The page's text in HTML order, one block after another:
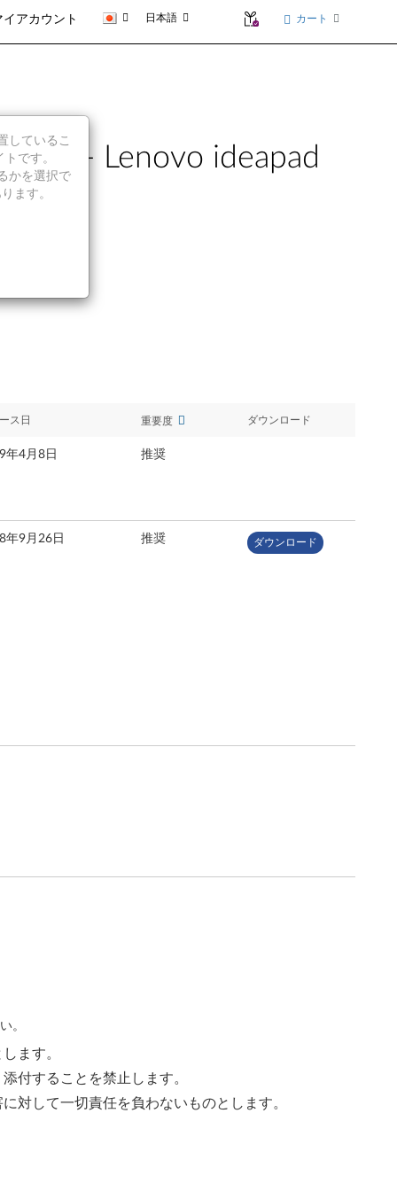
イアカウント 日本語 カート
- Lenovo ideapad
ス日 重要度 ダウンロード
年4月8日 推奨
年9月26日 推奨 ダウンロード
。
ます。
付することを禁止します。
対して一切責任を負わないものとします。
しているこ
です。
かを選択で
ます。